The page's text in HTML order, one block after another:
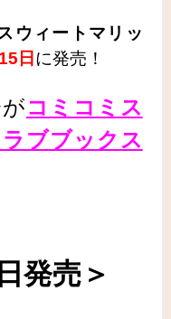
ウィートマリッ
日 に発売！
コミコミス
ブブックス
発売＞